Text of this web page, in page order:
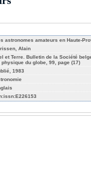
astronomes amateurs en Haute-
Alain
et Terre. Bulletin de la Société
physique du globe, 99, page (17)
1983